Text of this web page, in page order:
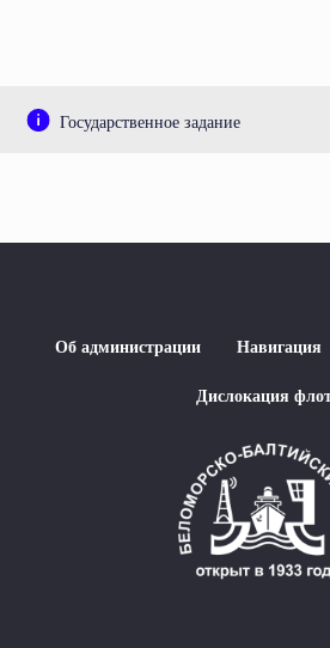
Государственное задание
Об администрации Навигация
Дислокация